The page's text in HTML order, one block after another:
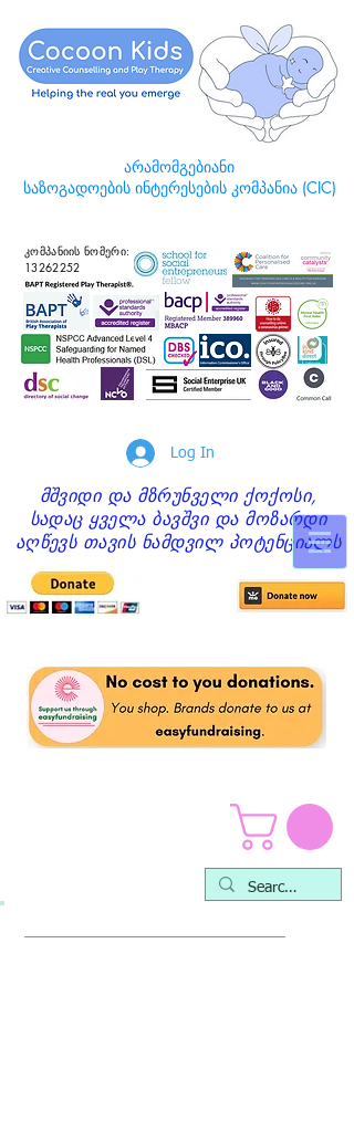
არამომგებიანი
საზოგადოების ინტერესების კომპანია (CIC)
კომპანიის ნომერი:
13262252
Log In
მშვიდი და მზრუნველი ქოქოსი,
სადაც ყველა ბავშვი და მოზარდი
აღწევს თავის ნამდვილ პოტენციალს